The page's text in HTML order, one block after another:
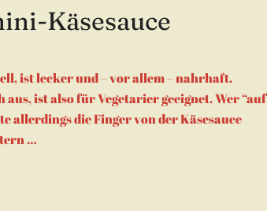
Käsesauce
ist lecker und – vor allem – nahrhaft.
aus, ist also für Vegetarier geeignet. Wer “auf
allerdings die Finger von der Käsesauce
…